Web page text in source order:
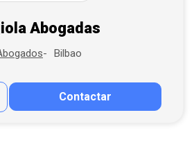
Abogadas
Bilbao
Contactar
Contactar por correo